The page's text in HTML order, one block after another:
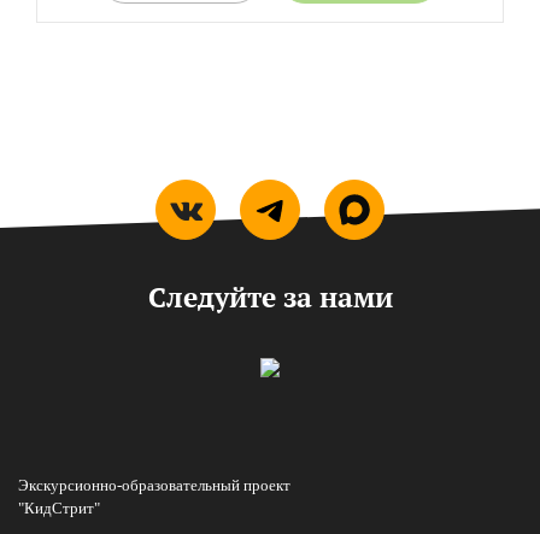
Следуйте за нами
Экскурсионно-образовательный проект
"КидСтрит"